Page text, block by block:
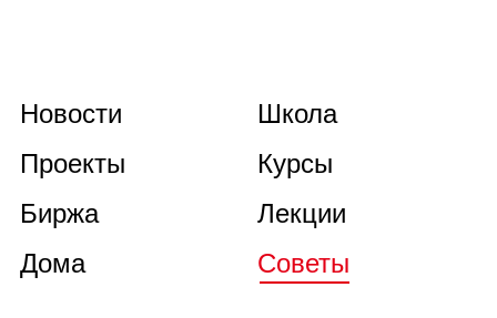
Новости
Проекты
Биржа
Дома
Школа
Курсы
Лекции
Советы